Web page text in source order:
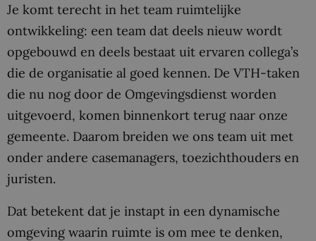
Je komt terecht in het team ruimtelijke
ontwikkeling: een team dat deels nieuw wordt
opgebouwd en deels bestaat uit ervaren collega’s
die de organisatie al goed kennen. De VTH-taken
die nu nog door de Omgevingsdienst worden
uitgevoerd, komen binnenkort terug naar onze
gemeente. Daarom breiden we ons team uit met
onder andere casemanagers, toezichthouders en
juristen.
Dat betekent dat je instapt in een dynamische
omgeving waarin ruimte is om mee te denken,